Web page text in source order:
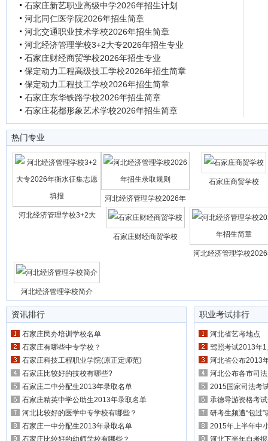
石家庄新艺职业高级中学2026年招生计划
河北同仁医学院2026年招生简章
河北交通职业技术学校2026年招生简章
河北经济管理学校3+2大专2026年招生专业
石家庄财经商贸学校2026年招生专业
保定动力工程高级技工学校2026年招生简章
保定动力工程技工学校2026年招生简章
石家庄东华铁路学校2026年招生简章
石家庄花都形象艺术学校2026年招生简章
热门专业
河北经济管理学校3+2大
河北经济管理学校2026年
石家庄商贸学校
石家庄财经商贸学校
河北经济管理学校
河北经济管理学校简介
资讯排行
石家庄民办培训学校名单
石家庄有哪些中专学校？
石家庄科技工程职业学院(原正定师范)
石家庄比较好的技校有哪些?
石家庄二中分配生2013年录取名单
石家庄精英中学公助生2013年录取名单
河北比较好的医学中专学校有哪些？
石家庄一中分配生2013年录取名单
石家庄比较好的幼师学校有哪些？
职业考试排行
河北省艺考地点
驾照考试2013年
河北省公布2013
河北公布各市司
2015国家司法考
承德导游资格考
研考生频遭“包过
2015年上半年中
河北下半年自考